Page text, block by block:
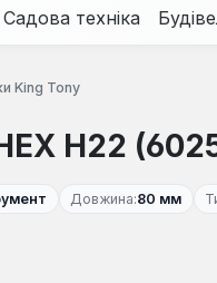
Садова техніка
King Tony
H22
Довжина:80 мм